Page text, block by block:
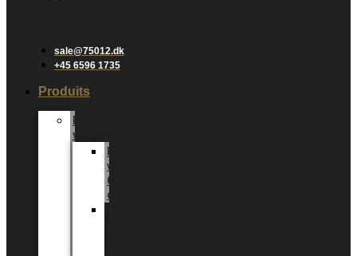
sale@75012.dk
+45 6596 1735
Produits
Plantes
vertes
Plantes
vertes
6
cm